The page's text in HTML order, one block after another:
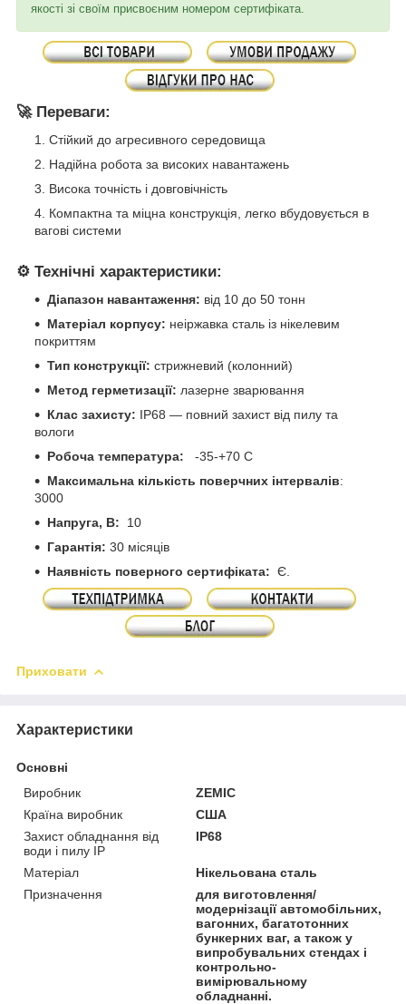
якості зі своїм присвоєним номером сертифіката.
🚀 Переваги:
Стійкий до агресивного середовища
Надійна робота за високих навантажень
Висока точність і довговічність
Компактна та міцна конструкція, легко вбудовується в
вагові системи
⚙️ Технічні характеристики:
Діапазон навантаження: від 10 до 50 тонн
Матеріал корпусу: неіржавка сталь із нікелевим
покриттям
Тип конструкції: стрижневий (колонний)
Метод герметизації: лазерне зварювання
Клас захисту: IP68 — повний захист від пилу та
вологи
Робоча температура: -35-+70 С
Максимальна кількість поверчних інтервалів:
3000
Напруга, В: 10
Гарантія: 30 місяців
Наявність поверного сертифіката: Є.
Приховати
Характеристики
Основні
Виробник
ZEMIC
Країна виробник
США
Захист обладнання від
води і пилу IP
IP68
Матеріал
Нікельована сталь
Призначення
для виготовлення/
модернізації автомобільних,
вагонних, багатотонних
бункерних ваг, а також у
випробувальних стендах і
контрольно-
вимірювальному
обладнанні.